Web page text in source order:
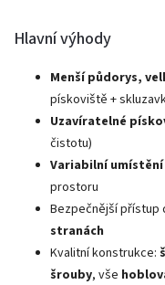
Hlavní výhody
Menší půdorys,
pískoviště +
Uzavíratelné
čistotu)
Variabilní
prostoru
Bezpečnější přístup
stranách
Kvalitní konstrukce:
šrouby, vše